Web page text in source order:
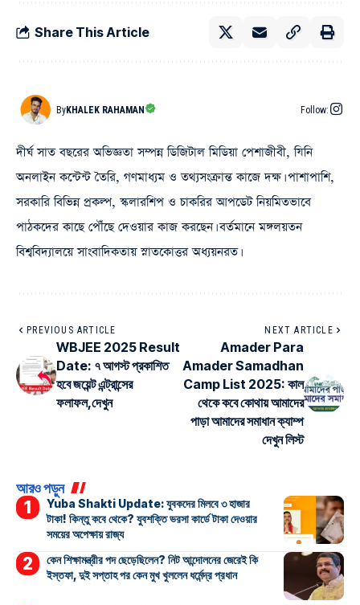
Share This Article
ByKHALEK RAHAMAN Follow:
দীর্ঘ সাত বছরের অভিজ্ঞতা সম্পন্ন ডিজিটাল মিডিয়া পেশাজীবী, যিনি
অনলাইন কন্টেন্ট তৈরি, গণমাধ্যম ও তথ্যসংক্রান্ত কাজে দক্ষ। পাশাপাশি,
সরকারি বিভিন্ন প্রকল্প, স্কলারশিপ ও চাকরির আপডেট নিয়মিতভাবে
পাঠকদের কাছে পৌঁছে দেওয়ার কাজ করছেন। বর্তমানে মঙ্গলয়তন
বিশ্ববিদ্যালয়ে সাংবাদিকতায় স্নাতকোত্তর অধ্যয়নরত।
PREVIOUS ARTICLE
WBJEE 2025 Result
Date: ৭ আগস্ট প্রকাশিত
হবে জয়েন্ট এন্ট্রান্সের
ফলাফল,দেখুন
NEXT ARTICLE
Amader Para
Amader Samadhan
Camp List 2025: কাল
থেকে কবে কোথায় আমাদের
পাড়া আমাদের সমাধান ক্যাম্প
দেখুন লিস্ট
আরও পড়ুন
Yuba Shakti Update: যুবকদের মিলবে ৩ হাজার
টাকা! কিন্তু কবে থেকে? যুবশক্তি ভরসা কার্ডে টাকা দেওয়ার
সময়ের অপেক্ষায় রাজ্য
কেন শিক্ষামন্ত্রীর পদ ছেড়েছিলেন? নিট আন্দোলনের জেরেই কি
ইস্তফা, দুই সপ্তাহ পর কেন মুখ খুললেন ধর্মেন্দ্র প্রধান